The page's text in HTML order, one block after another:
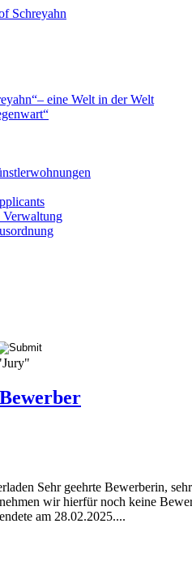
eine Welt in der Welt
Jury"
Sehr geehrte Bewerberin,
wir hierfür noch keine
am 28.02.2025....